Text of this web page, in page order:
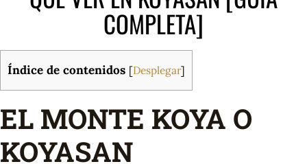
COMPLETA]
Índice de contenidos [Desplegar]
EL MONTE KOYA O
KOYASAN